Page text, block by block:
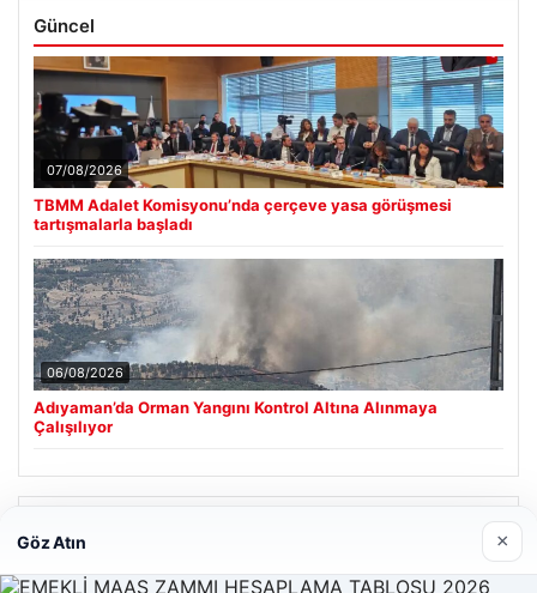
Güncel
07/08/2026
TBMM Adalet Komisyonu’nda çerçeve yasa görüşmesi
tartışmalarla başladı
06/08/2026
Adıyaman’da Orman Yangını Kontrol Altına Alınmaya
Çalışılıyor
Göz Atın ×